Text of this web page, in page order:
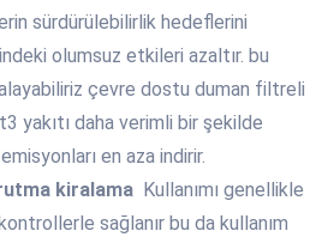
sürdürülebilirlik hedeflerini
olumsuz etkileri azaltır. bu
çevre dostu duman filtreli
yakıtı daha verimli bir şekilde
en aza indirir.
kiralama Kullanımı genellikle
sağlanır bu da kullanım